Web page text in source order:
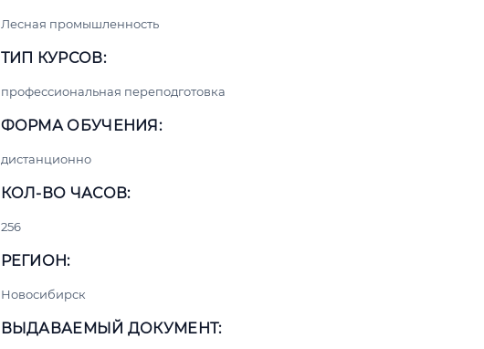
Лесная промышленность
ТИП КУРСОВ:
профессиональная переподготовка
ФОРМА ОБУЧЕНИЯ:
дистанционно
КОЛ-ВО ЧАСОВ:
256
РЕГИОН:
Новосибирск
ВЫДАВАЕМЫЙ ДОКУМЕНТ: